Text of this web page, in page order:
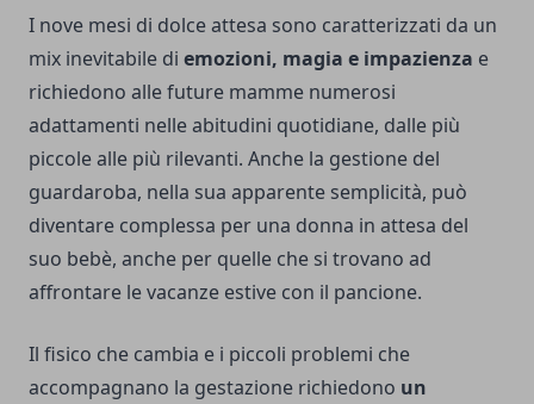
I nove mesi di dolce attesa sono caratterizzati da un
mix inevitabile di emozioni, magia e impazienza e
richiedono alle future mamme numerosi
adattamenti nelle abitudini quotidiane, dalle più
piccole alle più rilevanti. Anche la gestione del
guardaroba, nella sua apparente semplicità, può
diventare complessa per una donna in attesa del
suo bebè, anche per quelle che si trovano ad
affrontare le vacanze estive con il pancione.
Il fisico che cambia e i piccoli problemi che
accompagnano la gestazione richiedono un